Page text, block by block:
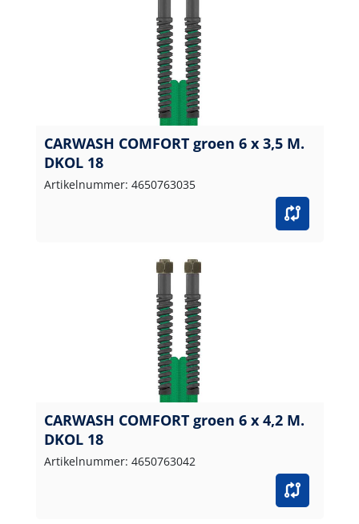
CARWASH COMFORT groen 6 x 3,5 M.
DKOL 18
Artikelnummer: 4650763035
CARWASH COMFORT groen 6 x 4,2 M.
DKOL 18
Artikelnummer: 4650763042